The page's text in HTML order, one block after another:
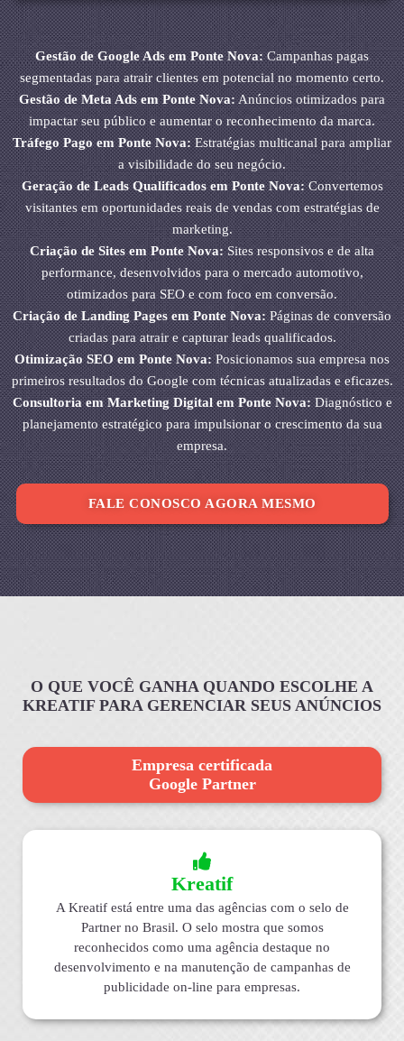
Gestão de Google Ads em Ponte Nova:Campanhas pagas
segmentadas para atrair clientes em potencial no momento certo.
Gestão de Meta Ads em Ponte Nova:Anúncios otimizados para
impactar seu público e aumentar o reconhecimento da marca.
Tráfego Pago em Ponte Nova:Estratégias multicanal para ampliar
a visibilidade do seu negócio.
Geração de Leads Qualificados em Ponte Nova:Convertemos
visitantes em oportunidades reais de vendas com estratégias de
marketing.
Criação de Sites em Ponte Nova:Sites responsivos e de alta
performance, desenvolvidos para o mercado automotivo,
otimizados para SEO e com foco em conversão.
Criação de Landing Pages em Ponte Nova:Páginas de conversão
criadas para atrair e capturar leads qualificados.
Otimização SEO em Ponte Nova:Posicionamos sua empresa nos
primeiros resultados do Google com técnicas atualizadas e eficazes.
Consultoria em Marketing Digital em Ponte Nova:Diagnóstico e
planejamento estratégico para impulsionar o crescimento da sua
empresa.
FALE CONOSCO AGORA MESMO
O QUE VOCÊ GANHA QUANDO ESCOLHE A
KREATIF PARA GERENCIAR SEUS ANÚNCIOS
Empresa certificada
Google Partner
Kreatif
A Kreatif está entre uma das agências com o selo de
Partner no Brasil. O selo mostra que somos
reconhecidos como uma agência destaque no
desenvolvimento e na manutenção de campanhas de
publicidade on-line para empresas.